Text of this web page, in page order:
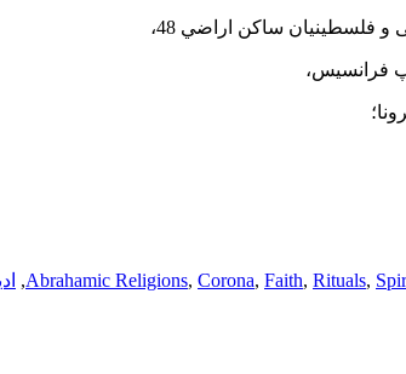
ساكن اراضي 48،
فرانسیس،
Abrahamic Religions, Corona, Faith, Rituals,
,